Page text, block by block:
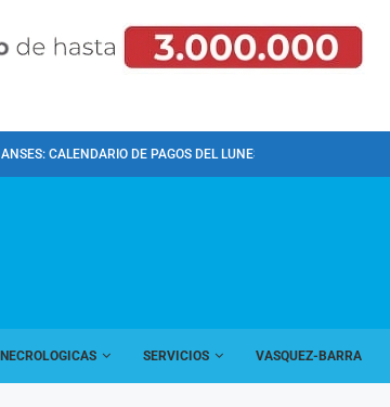
ANSES: CALENDARIO DE PAGOS DEL LUNES 10 DE...
NECROLOGICAS SERVICIOS VASQUEZ-BARRA